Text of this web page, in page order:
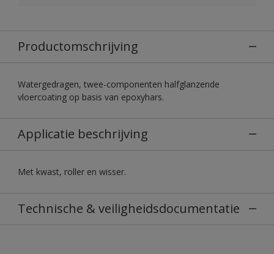
Productomschrijving
Watergedragen, twee-componenten halfglanzende
vloercoating op basis van epoxyhars.
Applicatie beschrijving
Met kwast, roller en wisser.
Technische & veiligheidsdocumentatie